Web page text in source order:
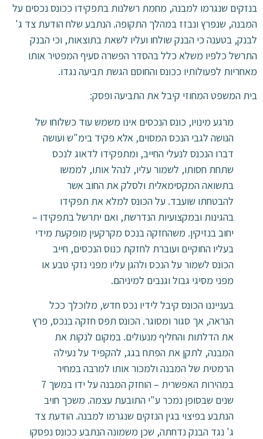
בנזקים שנגרמו למבנה, מחמת רשלנות בתפקידו ככונס נכסים על
המבנה, שנפרץ ונבזז במהלך התקופה. הנתבע שלח הודעת צד ג'
לבנק, בטענה כי הבנק שולחו ועליו לשאת בתוצאות, וכי הבנק
התרשל כלפיו משלא כלל בהסדר הפשרה סעיף המפטיר אותו
מאחריות לפעולותיו ככונס והחוסם הגשת תביעה נגדו.
בית המשפט המחוזי קיבל את התביעה ופסק:
מרגע מינויו, כונס הנכסים אינו משמש עוד כשלוחו של
הנושה לגבי הנכס המסוים, אלא פקיד בימ"ש ועושה
דברו הנכנס לנעלי החייב, ומתפקידו לדאוג לנכס
שתחת חסותו, לשמור עליו, לנהל אותו, לממשו
בתשואה המקסימאלית ולסלק את החוב אשר
להבטחתו שועבד. על הכונס למלא את תפקידו
בהגינות ובמקצועיות הנדרשת, ואם יתרשל בתפקידו –
יחוב בנזיקין. משהחזקה בנכס מקרקעין מופקעת מידי
בעליו החוקיים ועוברת לחזקת כנוס הנכסים, חייב
הכונס לשמור על הנכס ולהגן עליו מפני נזקי טבע או
מפני מסיגי גבול וגנבים למיניהם.
בענייננו הכונס קיבל לידיו נכס חדש, מלוכלך ככל
הנראה, אך סגור ומסוגר. הכונס תפס חזקה בנכס, פרץ
את הדלתות והחליף מנעולים. במקום לנקות את
המבנה, לתקן את הפתח בגג, להקפיד על נעילה
הרמטית של המבנה ולמכור אותו למרבה במחיר
במהירות האפשרית – הוחזק המבנה על ידו במשך 7
שנים שבסופן נמכר ע"י התובעת עצמה. משכך חויב
הנתבע בפיצוי בגין הנזקים שנגרמו למבנה. הודעת צד
ג' נגד הבנק נדחתה, שכן משמונה הנתבע ככונס נפסקו